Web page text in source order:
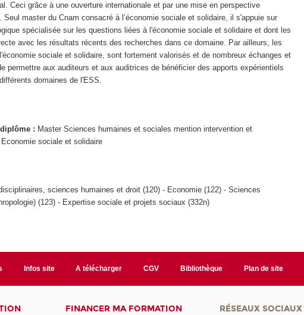
Ceci grâce à une ouverture internationale et par une mise en perspective
master du Cnam consacré à l’économie sociale et solidaire, il s'appuie sur
spécialisée sur les questions liées à l'économie sociale et solidaire et dont les
avec les résultats récents des recherches dans ce domaine. Par ailleurs, les
sociale et solidaire, sont fortement valorisés et de nombreux échanges et
permettre aux auditeurs et aux auditrices de bénéficier des apports expérientiels
domaines de l'ESS.
: Master Sciences humaines et sociales mention intervention et
sociale et solidaire
sciences humaines et droit (120) - Economie (122) - Sciences
(123) - Expertise sociale et projets sociaux (332n)
Infos site A télécharger CGV Bibliothèque Plan de site
FINANCER MA FORMATION RÉSEAUX SOCIAUX